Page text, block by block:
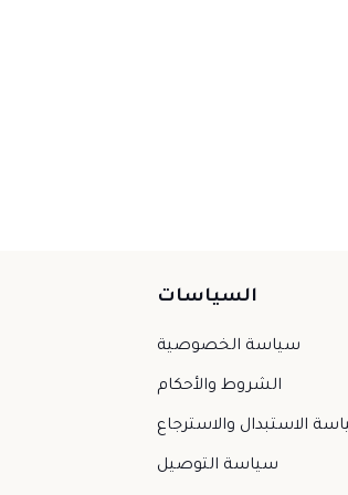
السياسات
سياسة الخصوصية
الشروط والأحكام
الاستبدال والاسترجاع
سياسة التوصيل